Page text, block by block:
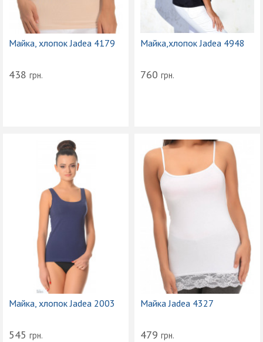
Майка, хлопок Jadea 4179
438 грн.
Майка,хлопок Jadea 4948
760 грн.
Майка, хлопок Jadea 2003
545 грн.
Майка Jadea 4327
479 грн.